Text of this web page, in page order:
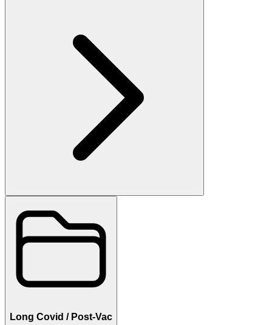
Long Covid / Post-Vac